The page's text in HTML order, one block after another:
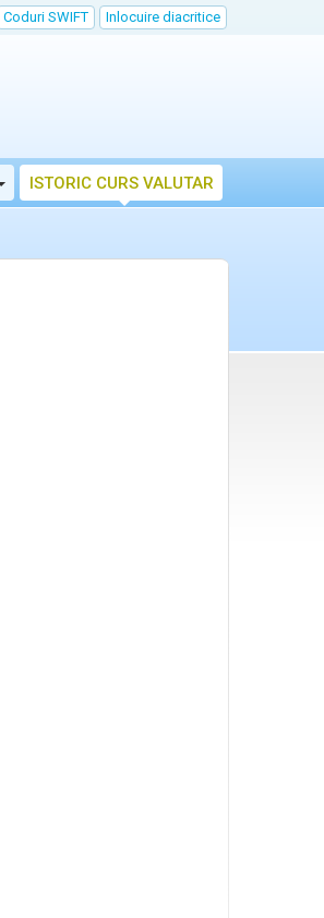
Coduri SWIFT Inlocuire diacritice
Toggle Dropdown
ISTORIC CURS VALUTAR